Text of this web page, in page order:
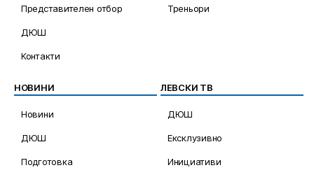
Представителен отбор
ДЮШ
Контакти
Треньори
НОВИНИ
Новини
ДЮШ
Подготовка
ЛЕВСКИ ТВ
ДЮШ
Ексклузивно
Инициативи